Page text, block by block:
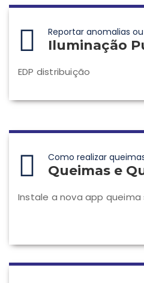
Reportar anomalias
Iluminação
EDP distribuição
Como realizar
Queimas e
Instale a nova app queima